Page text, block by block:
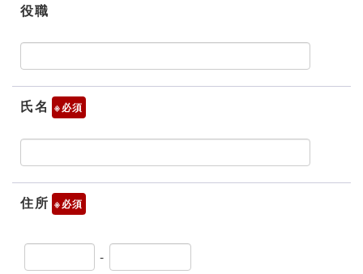
役職
氏名 ※
住所 ※
-